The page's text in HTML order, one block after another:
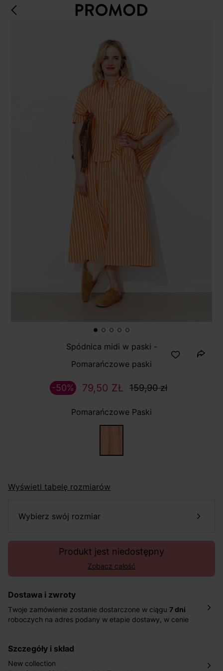
Spódnica midi w paski -
Pomarańczowe paski
79,50 ZŁ 159,90 zł
-50%
Pomarańczowe Paski
Wyświetl tabelę rozmiarów
wybierz swój rozmiar
Produkt jest niedostępny
Zobacz całość
Dostawa i zwroty
Twoje zamówienie zostanie dostarczone w ciągu 7 dni
roboczych na adres podany w etapie dostawy, w cenie
pośrednictwem DHL Express.
Nowość: Zamówienia dostarczamy w ciągu 4-6 dni
szczegóły i skład
New collection